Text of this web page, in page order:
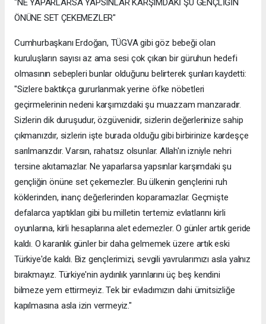
ÖNÜNE SET ÇEKEMEZLER"
Cumhurbaşkanı Erdoğan, TÜGVA gibi göz bebeği olan
kuruluşların sayısı az ama sesi çok çıkan bir güruhun hedefi
olmasının sebepleri bunlar olduğunu belirterek şunları kaydetti:
"Sizlere baktıkça gururlanmak yerine öfke nöbetleri
geçirmelerinin nedeni karşımızdaki şu muazzam manzaradır.
Sizlerin dik duruşudur, özgüvenidir, sizlerin değerlerinize sahip
çıkmanızdır, sizlerin işte burada olduğu gibi birbirinize kardeşçe
sarılmanızdır. Varsın, rahatsız olsunlar. Allah'ın izniyle nehri
tersine akıtamazlar. Ne yaparlarsa yapsınlar karşımdaki şu
gençliğin önüne set çekemezler. Bu ülkenin gençlerini ruh
köklerinden, inanç değerlerinden koparamazlar. Geçmişte
defalarca yaptıkları gibi bu milletin tertemiz evlatlarını kirli
oyunlarına, kirli hesaplarına alet edemezler. O günler artık geride
kaldı. O karanlık günler bir daha gelmemek üzere artık eski
Türkiye'de kaldı. Biz gençlerimizi, sevgili yavrularımızı asla yalnız
bırakmayız. Türkiye'nin aydınlık yarınlarını üç beş kendini
bilmeze yem ettirmeyiz. Tek bir evladımızın dahi ümitsizliğe
kapılmasına asla izin vermeyiz."